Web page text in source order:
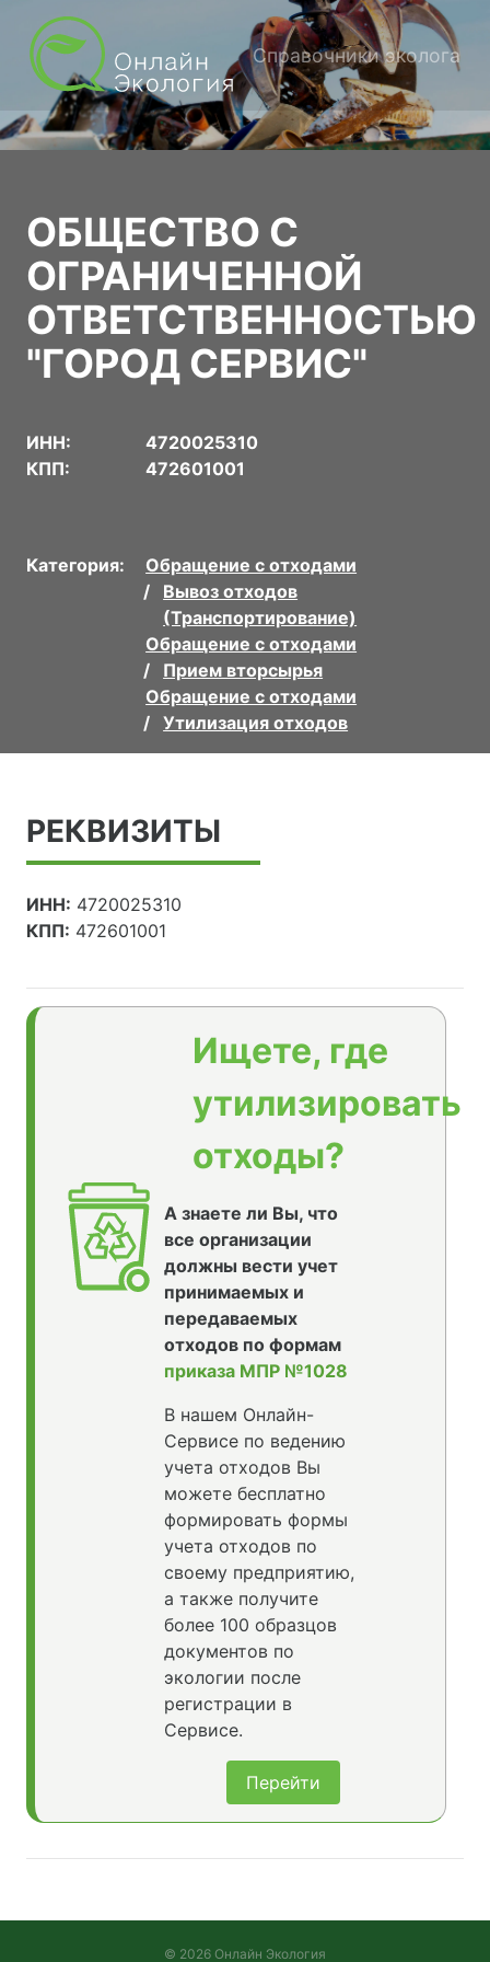
Справочники эколога
ОБЩЕСТВО С
ОГРАНИЧЕННОЙ
ОТВЕТСТВЕННОСТЬЮ
"ГОРОД СЕРВИС"
ИНН:
4720025310
КПП:
472601001
Категория:
Обращение с отходами
Вывоз отходов
(Транспортирование)
Обращение с отходами
Прием вторсырья
Обращение с отходами
Утилизация отходов
РЕКВИЗИТЫ
ИНН: 4720025310
КПП: 472601001
Ищете, где
утилизировать
отходы?
А знаете ли Вы, что
все организации
должны вести учет
принимаемых и
передаваемых
отходов по формам
приказа МПР №1028
В нашем Онлайн-
Сервисе по ведению
учета отходов Вы
можете бесплатно
формировать формы
учета отходов по
своему предприятию,
а также получите
более 100 образцов
документов по
экологии после
регистрации в
Сервисе.
Перейти
© 2026 Онлайн Экология